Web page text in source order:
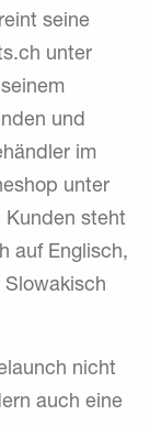
seine
unter
und
im
unter
Kunden steht
auf Englisch,
Slowakisch
nicht
auch eine